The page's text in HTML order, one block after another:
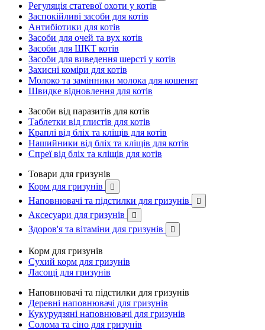
Регуляція статевої охоти у котів
Заспокійливі засоби для котів
Антибіотики для котів
Засоби для очей та вух котів
Засоби для ШКТ котів
Засоби для виведення шерсті у котів
Захисні коміри для котів
Молоко та замінники молока для кошенят
Швидке відновлення для котів
Засоби від паразитів для котів
Таблетки від глистів для котів
Краплі від бліх та кліщів для котів
Нашийники від бліх та кліщів для котів
Спреї від бліх та кліщів для котів
Товари для гризунів
Корм для гризунів

Наповнювачі та підстилки для гризунів 
Аксесуари для гризунів 
Здоров'я та вітаміни для гризунів 
Корм для гризунів
Сухий корм для гризунів
Ласощі для гризунів
Наповнювачі та підстилки для гризунів
Деревні наповнювачі для гризунів
Кукурудзяні наповнювачі для гризунів
Солома та сіно для гризунів